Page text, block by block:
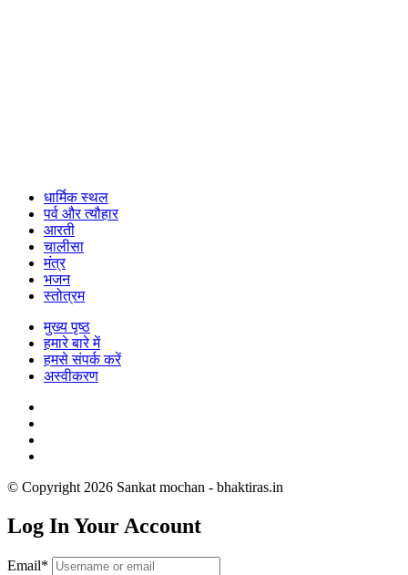
धार्मिक स्थल
पर्व और त्यौहार
आरती
चालीसा
मंत्र
भजन
स्तोत्रम
मुख्य पृष्ठ
हमारे बारे में
हमसे संपर्क करें
अस्वीकरण
© Copyright 2026 Sankat mochan - bhaktiras.in
Log In Your Account
Email*